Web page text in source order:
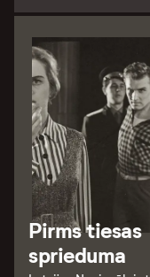
Pirms tiesas
sprieduma